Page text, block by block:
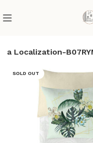
Localization-
SOLD OUT